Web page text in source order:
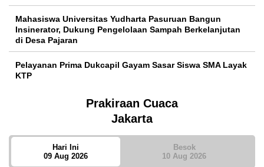
Mahasiswa Universitas Yudharta Pasuruan Bangun
Insinerator, Dukung Pengelolaan Sampah Berkelanjutan
di Desa Pajaran
Pelayanan Prima Dukcapil Gayam Sasar Siswa SMA Layak
KTP
Prakiraan Cuaca
Jakarta
Hari Ini
09 Aug 2026
Besok
10 Aug 2026